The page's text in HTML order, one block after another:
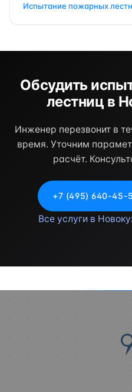
Испытание пожарных
Обсудить
лестниц в
Инженер перезвонит в
время. Уточним
расчёт.
+7 (495) 640-45-
Все услуги в